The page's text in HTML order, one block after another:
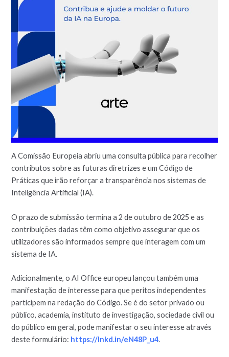
A Comissão Europeia abriu uma consulta pública para recolher
contributos sobre as futuras diretrizes e um Código de
Práticas que irão reforçar a transparência nos sistemas de
Inteligência Artificial (IA).
O prazo de submissão termina a 2 de outubro de 2025 e as
contribuições dadas têm como objetivo assegurar que os
utilizadores são informados sempre que interagem com um
sistema de IA.
Adicionalmente, o AI Office europeu lançou também uma
manifestação de interesse para que peritos independentes
participem na redação do Código. Se é do setor privado ou
público, academia, instituto de investigação, sociedade civil ou
do público em geral, pode manifestar o seu interesse através
deste formulário: https://lnkd.in/eN48P_u4.